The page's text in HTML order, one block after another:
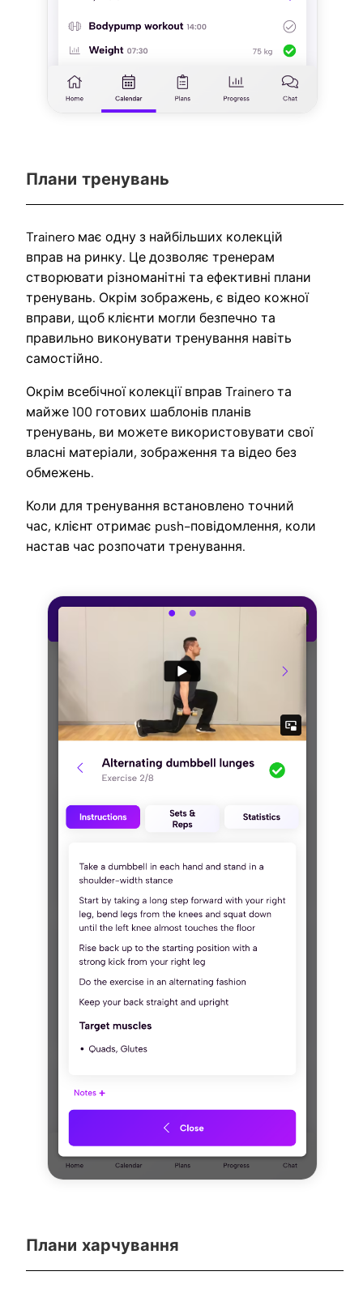
Плани тренувань
Trainero має одну з найбільших колекцій
вправ на ринку. Це дозволяє тренерам
створювати різноманітні та ефективні плани
тренувань. Окрім зображень, є відео кожної
вправи, щоб клієнти могли безпечно та
правильно виконувати тренування навіть
самостійно.
Окрім всебічної колекції вправ Trainero та
майже 100 готових шаблонів планів
тренувань, ви можете використовувати свої
власні матеріали, зображення та відео без
обмежень.
Коли для тренування встановлено точний
час, клієнт отримає push-повідомлення, коли
настав час розпочати тренування.
Плани харчування